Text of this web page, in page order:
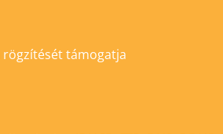
rögzítését támogatja